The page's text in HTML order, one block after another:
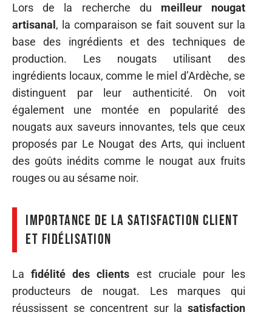
Lors de la recherche du meilleur nougat
artisanal, la comparaison se fait souvent sur la
base des ingrédients et des techniques de
production. Les nougats utilisant des
ingrédients locaux, comme le miel d’Ardèche, se
distinguent par leur authenticité. On voit
également une montée en popularité des
nougats aux saveurs innovantes, tels que ceux
proposés par Le Nougat des Arts, qui incluent
des goûts inédits comme le nougat aux fruits
rouges ou au sésame noir.
Importance de la satisfaction client
et fidélisation
Lafidélité des clients est cruciale pour les
producteurs de nougat. Les marques qui
réussissent se concentrent sur la satisfaction